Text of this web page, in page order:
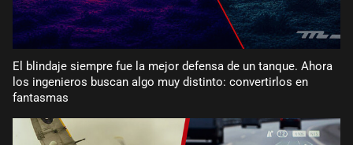
El blindaje siempre fue la mejor defensa de un tanque. Ahora
los ingenieros buscan algo muy distinto: convertirlos en
fantasmas